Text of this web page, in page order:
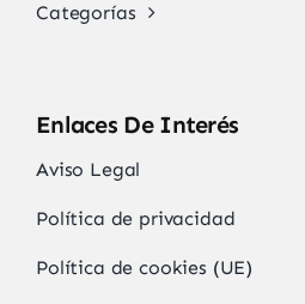
Categorías
Enlaces De Interés
Aviso Legal
Política de privacidad
Política de cookies (UE)